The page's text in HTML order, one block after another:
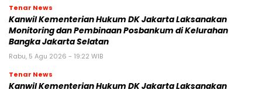
Tenar News
Kanwil Kementerian Hukum DK Jakarta Laksanakan
Monitoring dan Pembinaan Posbankum di Kelurahan
Bangka Jakarta Selatan
Rabu, 5 Agu 2026 - 19:22 WIB
Tenar News
Kanwil Kementerian Hukum DK Jakarta Laksanakan